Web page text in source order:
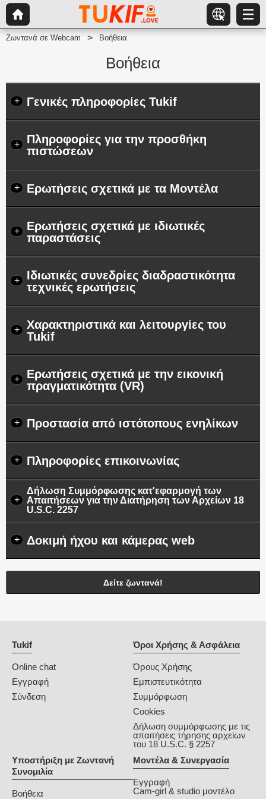
Ζωντανά σε Webcam Βοήθεια
Βοήθεια
+ Γενικές πληροφορίες Tukif
+
Πληροφορίες για την προσθήκη
πιστώσεων
+ Ερωτήσεις σχετικά με τα Μοντέλα
+
Ερωτήσεις σχετικά με ιδιωτικές
παραστάσεις
+
Ιδιωτικές συνεδρίες διαδραστικότητα
τεχνικές ερωτήσεις
+
Χαρακτηριστικά και λειτουργίες του
Tukif
+
Ερωτήσεις σχετικά με την εικονική
πραγματικότητα (VR)
+ Προστασία από ιστότοπους ενηλίκων
+ Πληροφορίες επικοινωνίας
+
Δήλωση Συμμόρφωσης κατ'εφαρμογή των
Απαιτήσεων για την Διατήρηση των Αρχείων 18
U.S.C. 2257
+ Δοκιμή ήχου και κάμερας web
Δείτε ζωντανά!
Tukif
Online chat
Εγγραφή
Σύνδεση
Όροι Χρήσης & Ασφάλεια
Όρους Χρήσης
Εμπιστευτικότητα
Συμμόρφωση
Cookies
Δήλωση συμμόρφωσης με τις
απαιτήσεις τήρησης αρχείων
του 18 U.S.C. § 2257
Υποστήριξη με Ζωντανή
Συνομιλία
Βοήθεια
Μοντέλα & Συνεργασία
Εγγραφή
Cam-girl & studio μοντέλο